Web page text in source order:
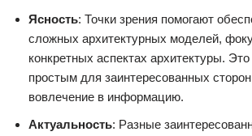
Ясность: Точки зрения помогают
сложных архитектурных моделей,
конкретных аспектах архитектуры.
простым для заинтересованных
вовлечение в информацию.
Актуальность: Разные